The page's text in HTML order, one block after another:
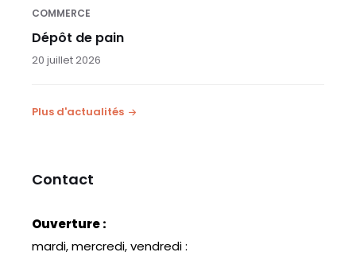
COMMERCE
Dépôt de pain
20 juillet 2026
Plus d'actualités
Contact
Ouverture :
mardi, mercredi, vendredi :